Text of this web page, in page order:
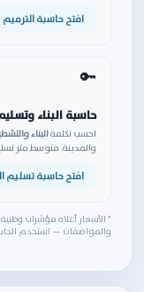
افتح حاسبة
🔑
حاسبة البناء
احسب تكلفةالبناء
والمدينة. متوسط متر
افتح حاسبة تسليم
* الأسعار أعلاه مؤشرات
والمواصفات — استخدم